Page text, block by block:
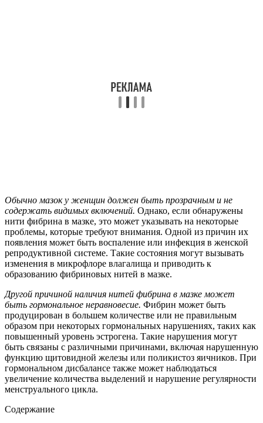
Обычно мазок у женщин должен быть прозрачным и не
содержать видимых включений. Однако, если обнаружены
нити фибрина в мазке, это может указывать на некоторые
проблемы, которые требуют внимания. Одной из причин их
появления может быть воспаление или инфекция в женской
репродуктивной системе. Такие состояния могут вызывать
изменения в микрофлоре влагалища и приводить к
образованию фибриновых нитей в мазке.
Другой причиной наличия нитей фибрина в мазке может
быть гормональное неравновесие. Фибрин может быть
продуцирован в большем количестве или не правильным
образом при некоторых гормональных нарушениях, таких как
повышенный уровень эстрогена. Такие нарушения могут
быть связаны с различными причинами, включая нарушенную
функцию щитовидной железы или поликистоз яичников. При
гормональном дисбалансе также может наблюдаться
увеличение количества выделений и нарушение регулярности
менструального цикла.
Содержание